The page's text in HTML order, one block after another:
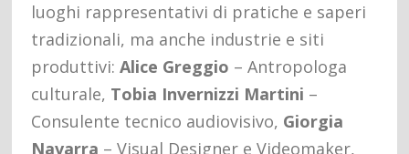
luoghi rappresentativi di pratiche e saperi
tradizionali, ma anche industrie e siti
produttivi:Alice Greggio – Antropologa
culturale, Tobia Invernizzi Martini –
Consulente tecnico audiovisivo, Giorgia
Navarra – Visual Designer e Videomaker,